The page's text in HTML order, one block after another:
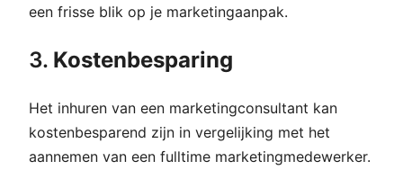
een frisse blik op je marketingaanpak.
3. Kostenbesparing
Het inhuren van een marketingconsultant kan
kostenbesparend zijn in vergelijking met het
aannemen van een fulltime marketingmedewerker.